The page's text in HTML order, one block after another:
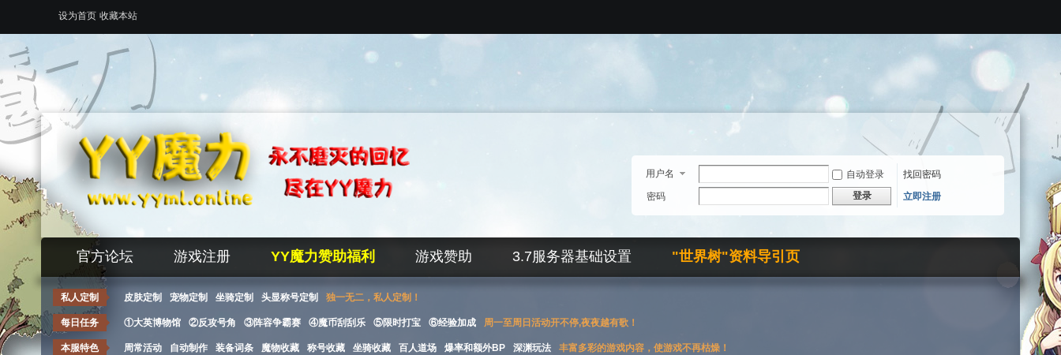
设为首页 收藏本站
用户名 自动登录
找回密码
密码
登录 立即注册
官方论坛 游戏注册 YY魔力赞助福利 游戏赞助 3.7服务器基础设置 "世界树"资料导引页
私人定制 皮肤定制 宠物定制 坐骑定制 头显称号定制 独一无二，私人定制！
每日任务 ①大英博物馆 ②反攻号角 ③阵容争霸赛 ④魔币刮刮乐 ⑤限时打宝 ⑥经验加成 周一至周日活动开不停,夜夜越有歌！
本服特色 周常活动 自动制作 装备词条 魔物收藏 称号收藏 坐骑收藏 百人道场 爆率和额外BP 深渊玩法 丰富多彩的游戏内容，使游戏不再枯燥！